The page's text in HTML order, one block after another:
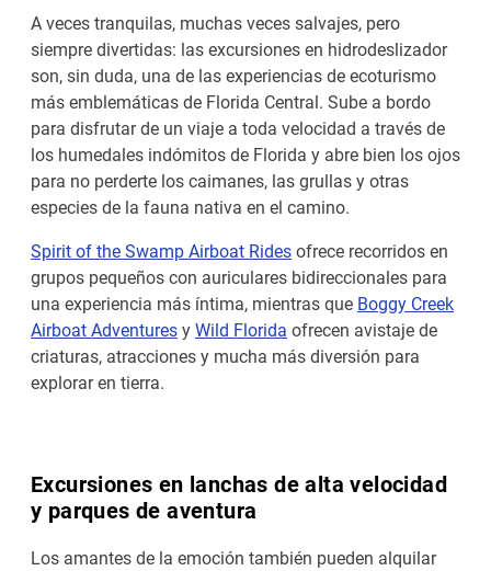
A veces tranquilas, muchas veces salvajes, pero
siempre divertidas: las excursiones en hidrodeslizador
son, sin duda, una de las experiencias de ecoturismo
más emblemáticas de Florida Central. Sube a bordo
para disfrutar de un viaje a toda velocidad a través de
los humedales indómitos de Florida y abre bien los ojos
para no perderte los caimanes, las grullas y otras
especies de la fauna nativa en el camino.
Spirit of the Swamp Airboat Ridesofrece recorridos en
grupos pequeños con auriculares bidireccionales para
una experiencia más íntima, mientras que Boggy Creek
Airboat AdventuresyWild Florida ofrecen avistaje de
criaturas, atracciones y mucha más diversión para
explorar en tierra.
Excursiones en lanchas de alta velocidad
y parques de aventura
Los amantes de la emoción también pueden alquilar